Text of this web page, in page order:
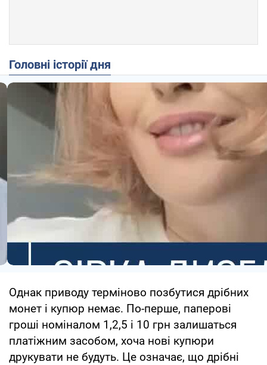
Головні історії дня
Однак приводу терміново позбутися дрібних
монет і купюр немає. По-перше, паперові
гроші номіналом 1,2,5 і 10 грн залишаться
платіжним засобом, хоча нові купюри
друкувати не будуть. Це означає, що дрібні